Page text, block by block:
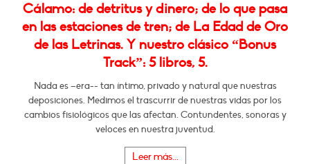
Cálamo: de detritus y dinero; de lo que pasa
en las estaciones de tren; de La Edad de Oro
de las Letrinas. Y nuestro clásico “Bonus
Track”: 5 libros, 5.
Nada es –era-- tan íntimo, privado y natural que nuestras
deposiciones. Medimos el trascurrir de nuestras vidas por los
cambios fisiológicos que las afectan. Contundentes, sonoras y
veloces en nuestra juventud.
Leer más...